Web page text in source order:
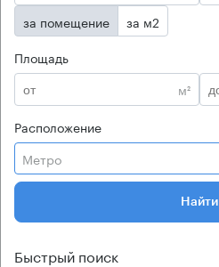
за помещение
за м2
Площадь
м²
Расположение
Метро
Найти
Быстрый поиск